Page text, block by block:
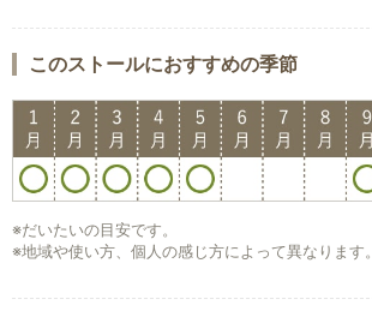
このストールにおすすめの季節
※だいたいの目安です。
※地域や使い方、個人の感じ方によって異なります。